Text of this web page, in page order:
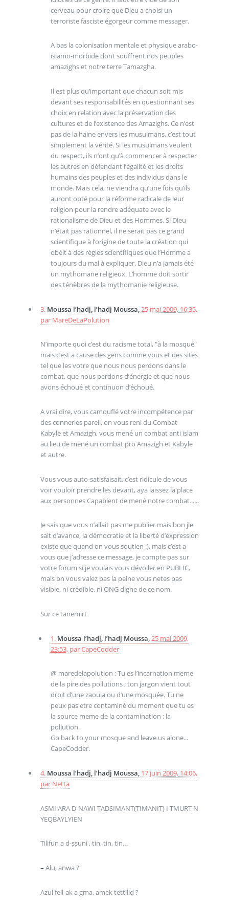
cerveau pour croire que Dieu a choisi un
terroriste fasciste égorgeur comme messager.
A bas la colonisation mentale et physique arabo-
islamo-morbide dont souffrent nos peuples
amazighs et notre terre Tamazgha.
Il est plus qu’important que chacun soit mis
devant ses responsabilités en questionnant ses
choix en relation avec la préservation des
cultures et de l’existence des Amazighs. Ce n’est
pas de la haine envers les musulmans, c’est tout
simplement la vérité. Si les musulmans veulent
du respect, ils n’ont qu’à commencer à respecter
les autres en défendant l’égalité et les droits
humains des peuples et des individus dans le
monde. Mais cela, ne viendra qu’une fois qu’ils
auront opté pour la réforme radicale de leur
religion pour la rendre adéquate avec le
rationalisme de Dieu et des Hommes. Si Dieu
n’était pas rationnel, il ne serait pas ce grand
scientifique à l’origine de toute la création qui
obéit à des règles scientifiques que l’Homme a
toujours du mal à expliquer. Dieu n’a jamais été
un mythomane religieux. L’homme doit sortir
des ténèbres de la mythomanie religieuse.
3. Moussa l’hadj, l’hadj Moussa,25 mai 2009, 16:35,
par MareDeLaPolution
N’importe quoi c’est du racisme total, "à la mosqué"
mais c’est a cause des gens comme vous et des sites
tel que les votre que nous nous perdons dans le
combat, que nous perdons d’énergie et que nous
avons échoué et continuon d’échoué.
A vrai dire, vous camouflé votre incompétence par
des conneries pareil, on vous reni du Combat
Kabyle et Amazigh, vous mené un combat anti islam
au lieu de mené un combat pro Amazigh et Kabyle
et autre.
Vous vous auto-satisfaisait, c’est ridicule de vous
voir vouloir prendre les devant, aya laissez la place
aux personnes Capablent de mené notre combat......
Je sais que vous n’allait pas me publier mais bon jle
sait d’avance, la démocratie et la liberté d’expression
existe que quand on vous soutien :), mais c’est a
vous que j’adresse ce message, je compte pas sur
votre forum si je voulais vous dévoiler en PUBLIC,
mais bn vous valez pas la peine vous netes pas
visible, ni crédible, ni ONG digne de ce nom.
Sur ce tanemirt
1. Moussa l’hadj, l’hadj Moussa,25 mai 2009,
23:53, parCapeCodder
@ maredelapolution : Tu es l’incarnation meme
de la pire des pollutions ; ton jargon vient tout
droit d’une zaouia ou d’une mosquée. Tu ne
peux pas etre contaminé du moment que tu es
la source meme de la contamination : la
pollution.
Go back to your mosque and leave us alone...
CapeCodder.
4. Moussa l’hadj, l’hadj Moussa, 17 juin 2009, 14:06,
par Netta
ASMI ARA D-NAWI TADSIMANT(TIMANIT) I TMURT N
YEQBAYLYIEN
Tilifun a d-ṣṣuni , tin, tin, tin…
– Alu, anwa ?
Azul fell-ak a gma, amek tettiliḍ ?